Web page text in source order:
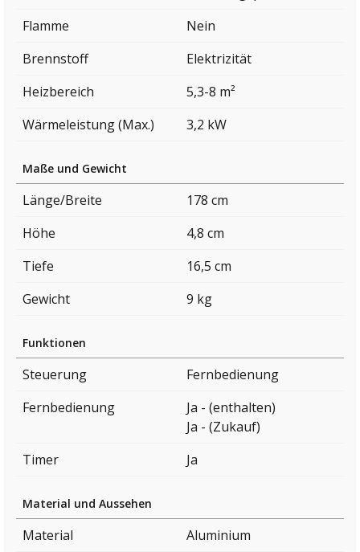
Flamme
Nein
Brennstoff
Elektrizität
Heizbereich
5,3-8 m²
Wärmeleistung (Max.)
3,2 kW
Maße und Gewicht
Länge/Breite
178 cm
Höhe
4,8 cm
Tiefe
16,5 cm
Gewicht
9 kg
Funktionen
Steuerung
Fernbedienung
Fernbedienung
Ja - (enthalten)
Ja - (Zukauf)
Timer
Ja
Material und Aussehen
Material
Aluminium